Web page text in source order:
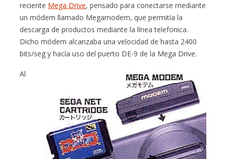
reciente Mega Drive, pensado para conectarse mediante
un módem llamado Megamodem, que permitía la
descarga de productos mediante la línea telefonica.
Dicho módem alcanzaba una velocidad de hasta 2400
bits/seg y hacía uso del puerto DE-9 de la Mega Drive.
Al